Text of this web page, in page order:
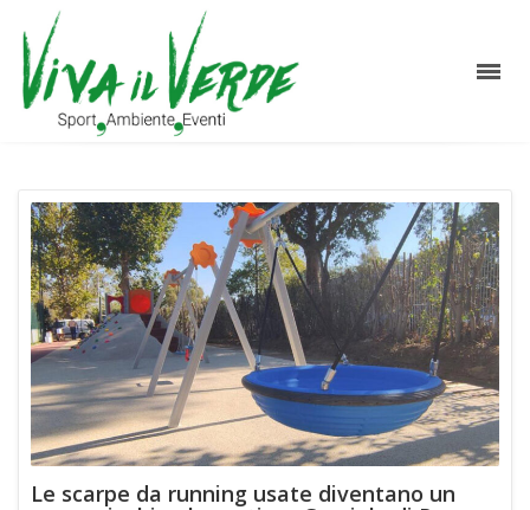
Le scarpe da running usate diventano un